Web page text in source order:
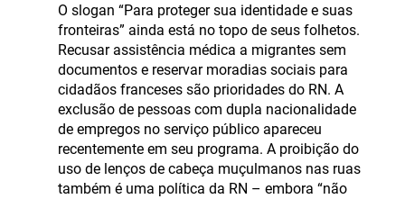
O slogan “Para proteger sua identidade e suas
fronteiras” ainda está no topo de seus folhetos.
Recusar assistência médica a migrantes sem
documentos e reservar moradias sociais para
cidadãos franceses são prioridades do RN. A
exclusão de pessoas com dupla nacionalidade
de empregos no serviço público apareceu
recentemente em seu programa. A proibição do
uso de lenços de cabeça muçulmanos nas ruas
também é uma política da RN – embora “não